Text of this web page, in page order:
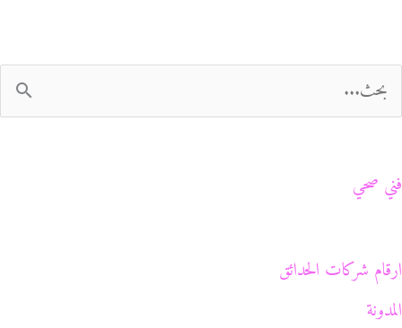
ل
ح
ع
ن
فني صحي
ارقام شركات الحدائق
المدونة